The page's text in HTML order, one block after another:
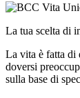
La tua scelta di
La vita è fatta di
doversi
sulla base di